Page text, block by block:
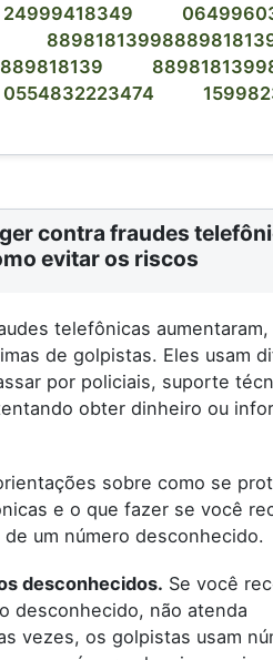
24999418349
0554832223474
contra fraudes
evitar os riscos
telefônicas
de golpistas. Eles usam
por policiais, suporte
obter dinheiro ou
sobre como se
e o que fazer se você
um número desconhecido.
desconhecidos. Se você
desconhecido, não atenda
vezes, os golpistas usam